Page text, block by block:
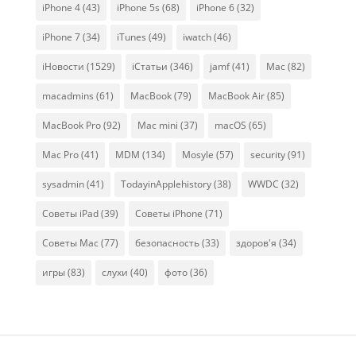
iPhone 4(43) iPhone 5s (68) iPhone 6(32)
iPhone 7(34) iTunes (49) iwatch(46)
iНовости (1529) iСтатьи (346) jamf(41) Mac (82)
macadmins (61) MacBook(79) MacBook Air(85)
MacBook Pro(92) Mac mini (37) macOS (65)
Mac Pro(41) MDM (134) Mosyle (57) security(91)
sysadmin(41) TodayinApplehistory(38) WWDC (32)
Советы iPad(39) Советы iPhone (71)
Советы Mac (77) безопасность(33) здоров'я (34)
игры(83) слухи (40) фото(36)